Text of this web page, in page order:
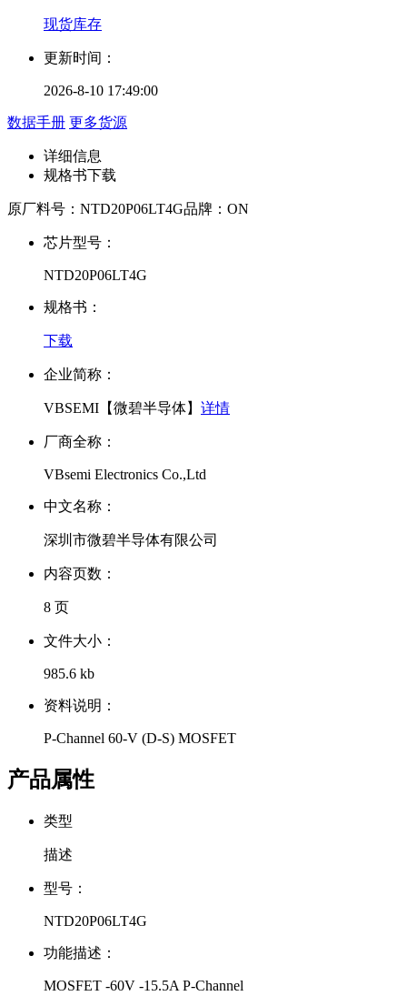
现货库存
更新时间：
2026-8-10 17:49:00
数据手册 更多货源
详细信息
规格书下载
原厂料号： NTD20P06LT4G品牌： ON
芯片型号：
NTD20P06LT4G
规格书：
下载
企业简称：
VBSEMI【微碧半导体】 详情
厂商全称：
VBsemi Electronics Co.,Ltd
中文名称：
深圳市微碧半导体有限公司
内容页数：
8 页
文件大小：
985.6 kb
资料说明：
P-Channel 60-V (D-S) MOSFET
产品属性
类型
描述
型号：
NTD20P06LT4G
功能描述：
MOSFET -60V -15.5A P-Channel